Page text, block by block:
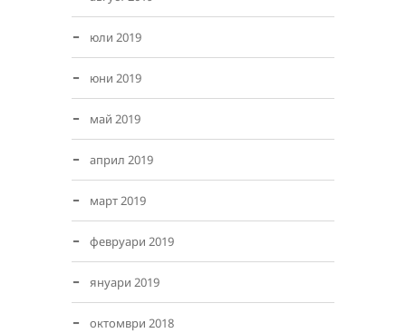
юли 2019
юни 2019
май 2019
април 2019
март 2019
февруари 2019
януари 2019
октомври 2018